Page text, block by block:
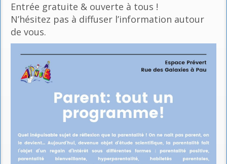
Entrée gratuite & ouverte à tous !
N’hésitez pas à diffuser l’information autour
de vous.